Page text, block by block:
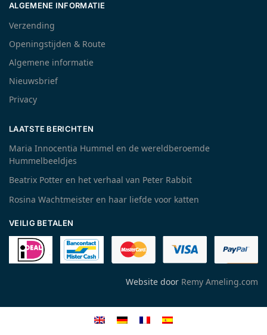
ALGEMENE INFORMATIE
Verzending
Openingstijden & Route
Algemene informatie
Nieuwsbrief
Privacy
LAATSTE BERICHTEN
Maria Innocentia Hummel en de wereldberoemde
Hummelbeeldjes
Beatrix Potter en het verhaal van Peter Rabbit
Rosina Wachtmeister en haar liefde voor katten
VEILIG BETALEN
Website door Remy Ameling.com